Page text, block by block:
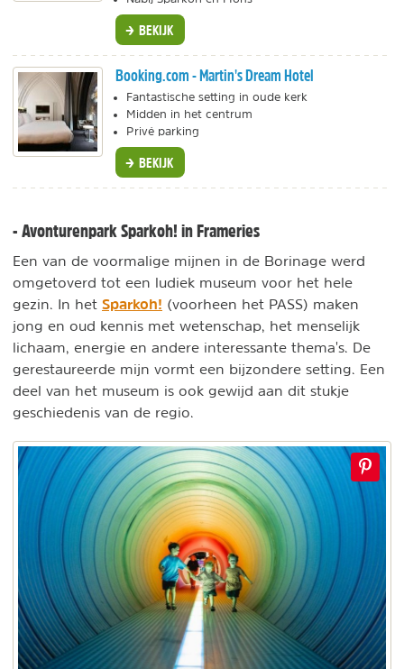
BEKIJK
Booking.com - Martin's Dream Hotel
Fantastische setting in oude kerk
Midden in het centrum
Privé parking
BEKIJK
- Avonturenpark Sparkoh! in Frameries
Een van de voormalige mijnen in de Borinage werd
omgetoverd tot een ludiek museum voor het hele
gezin. In het Sparkoh! (voorheen het PASS) maken
jong en oud kennis met wetenschap, het menselijk
lichaam, energie en andere interessante thema's. De
gerestaureerde mijn vormt een bijzondere setting. Een
deel van het museum is ook gewijd aan dit stukje
geschiedenis van de regio.